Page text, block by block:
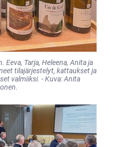
Tarja, Heleena, Anita ja
tilajärjestelyt, kattaukset ja
valmiiksi. - Kuva: Anita